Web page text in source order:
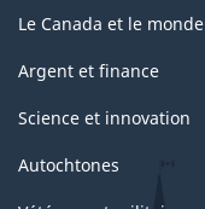
Le Canada et le monde
Argent et finance
Science et innovation
Autochtones